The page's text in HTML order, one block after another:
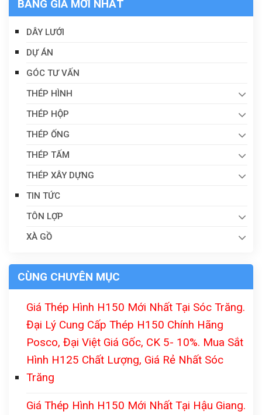
BẢNG GIÁ MỚI NHẤT
DÂY LƯỚI
DỰ ÁN
GÓC TƯ VẤN
THÉP HÌNH
THÉP HỘP
THÉP ỐNG
THÉP TẤM
THÉP XÂY DỰNG
TIN TỨC
TÔN LỢP
XÀ GỒ
CÙNG CHUYÊN MỤC
Giá Thép Hình H150 Mới Nhất Tại Sóc Trăng.
Đại Lý Cung Cấp Thép H150 Chính Hãng
Posco, Đại Việt Giá Gốc, CK 5- 10%. Mua Sắt
Hình H125 Chất Lượng, Giá Rẻ Nhất Sóc
Trăng
Giá Thép Hình H150 Mới Nhất Tại Hậu Giang.